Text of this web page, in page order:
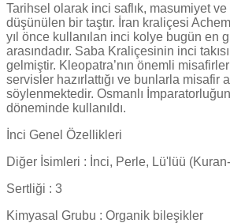
Tarihsel olarak inci saflık, masumiyet ve
düşünülen bir taştır. İran kraliçesi
yıl önce kullanılan inci kolye bugün en
arasındadır. Saba Kraliçesinin inci
gelmiştir. Kleopatra’nın önemli
servisler hazırlattığı ve bunlarla misafir
söylenmektedir. Osmanlı
döneminde kullanıldı.
İnci Genel Özellikleri
Diğer İsimleri : İnci, Perle, Lü'lüü
Sertliği : 3
Kimyasal Grubu : Organik bileşikler